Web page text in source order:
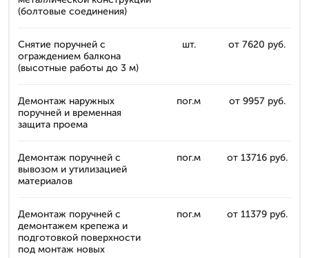
(болтовые соединения)
Снятие поручней с
ограждением балкона
(высотные работы до 3 м)
шт. от 7620 руб.
Демонтаж наружных
поручней и временная
защита проема
пог.м от 9957 руб.
Демонтаж поручней с
вывозом и утилизацией
материалов
пог.м от 13716 руб.
Демонтаж поручней с
демонтажем крепежа и
подготовкой поверхности
под монтаж новых
пог.м от 11379 руб.